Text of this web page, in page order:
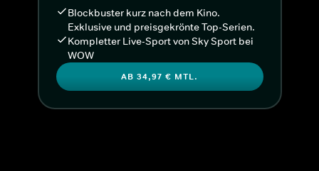
Blockbuster kurz nach dem Kino.
Exklusive und preisgekrönte Top-Serien.
Kompletter Live-Sport von Sky Sport bei
WOW
AB 34,97 € MTL.